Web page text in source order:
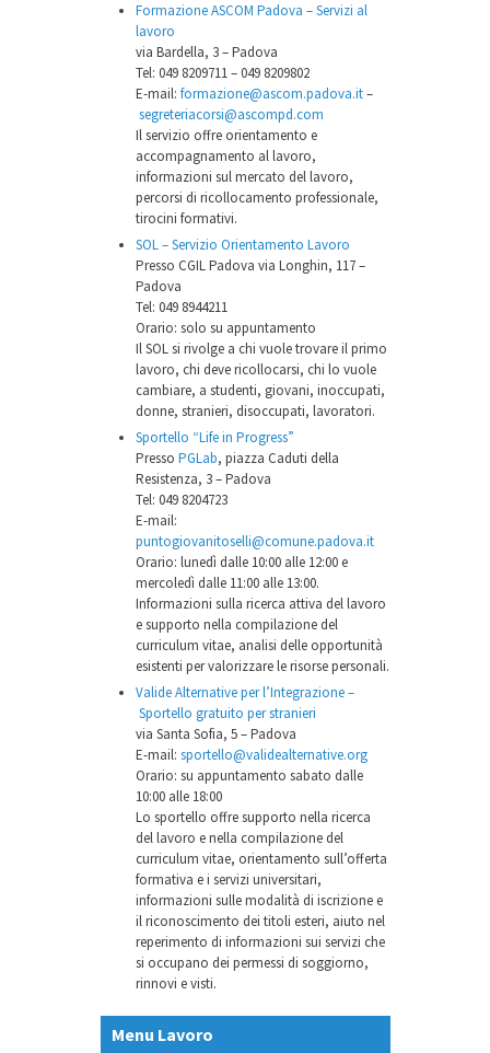
Formazione ASCOM Padova – Servizi al
lavoro
via Bardella, 3 – Padova
Tel: 049 8209711 – 049 8209802
E-mail: formazione@ascom.padova.it–
segreteriacorsi@ascompd.com
Il servizio offre orientamento e
accompagnamento al lavoro,
informazioni sul mercato del lavoro,
percorsi di ricollocamento professionale,
tirocini formativi.
SOL – Servizio Orientamento Lavoro
Presso CGIL Padova via Longhin, 117 –
Padova
Tel: 049 8944211
Orario: solo su appuntamento
Il SOL si rivolge a chi vuole trovare il primo
lavoro, chi deve ricollocarsi, chi lo vuole
cambiare, a studenti, giovani, inoccupati,
donne, stranieri, disoccupati, lavoratori.
Sportello “Life in Progress”
Presso PGLab, piazza Caduti della
Resistenza, 3 – Padova
Tel: 049 8204723
E-mail:
puntogiovanitoselli@comune.padova.it
Orario: lunedì dalle 10:00 alle 12:00 e
mercoledì dalle 11:00 alle 13:00.
Informazioni sulla ricerca attiva del lavoro
e supporto nella compilazione del
curriculum vitae, analisi delle opportunità
esistenti per valorizzare le risorse personali.
Valide Alternative per l’Integrazione –
Sportello gratuito per stranieri
via Santa Sofia, 5 – Padova
E-mail: sportello@validealternative.org
Orario: su appuntamento sabato dalle
10:00 alle 18:00
Lo sportello offre supporto nella ricerca
del lavoro e nella compilazione del
curriculum vitae, orientamento sull’offerta
formativa e i servizi universitari,
informazioni sulle modalità di iscrizione e
il riconoscimento dei titoli esteri, aiuto nel
reperimento di informazioni sui servizi che
si occupano dei permessi di soggiorno,
rinnovi e visti.
Menu Lavoro